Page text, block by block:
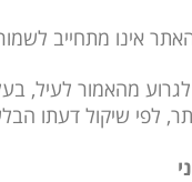
לגרוע מהאמור לעיל,
לפי שיקול דעתו